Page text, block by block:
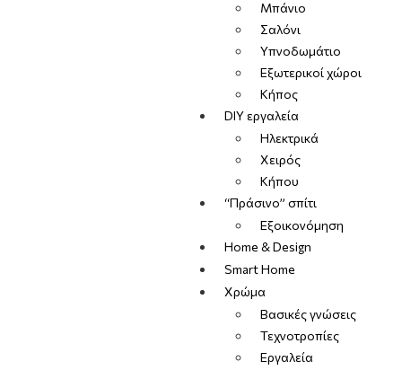
Μπάνιο
Σαλόνι
Υπνοδωμάτιο
Εξωτερικοί χώροι
Κήπος
DIY εργαλεία
Ηλεκτρικά
Χειρός
Κήπου
“Πράσινο” σπίτι
Εξοικονόμηση
Home & Design
Smart Home
Χρώμα
Βασικές γνώσεις
Τεχνοτροπίες
Εργαλεία